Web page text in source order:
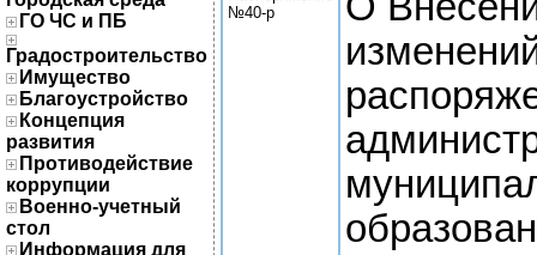
ГО ЧС и ПБ
Градостроительство
Имущество
Благоустройство
Концепция
развития
Противодействие
коррупции
Военно-учетный
стол
Информация для
№40-р